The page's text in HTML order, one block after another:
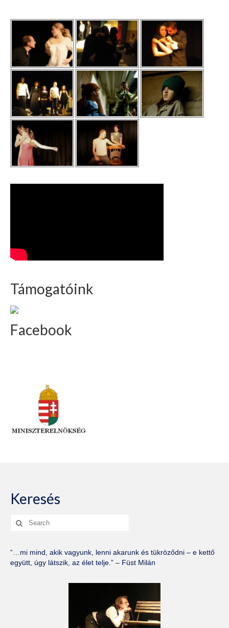
Támogatóink
Facebook
Keresés
Search
for:
“…mi mind, akik vagyunk, lenni akarunk és tükröződni – e kettő
együtt, úgy látszik, az élet telje.” – Füst Milán